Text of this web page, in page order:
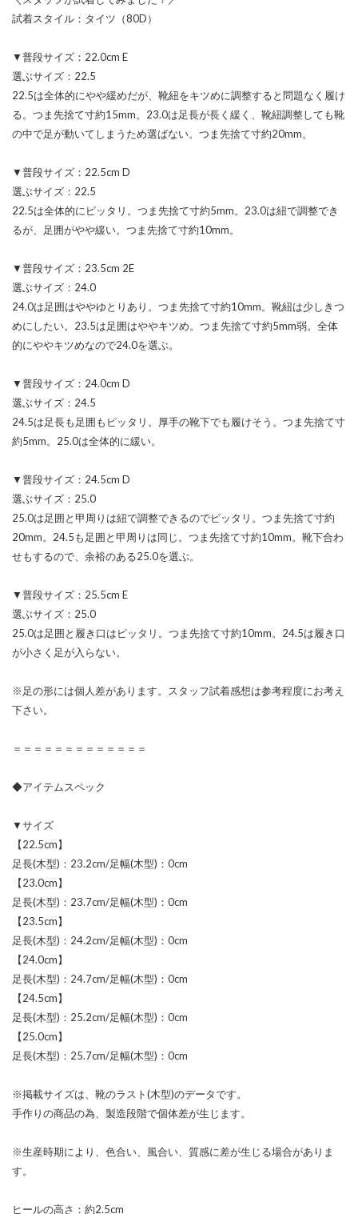
試着スタイル：タイツ（80D）
▼普段サイズ：22.0cm E
選ぶサイズ：22.5
22.5は全体的にやや緩めだが、靴紐をキツめに調整すると問題なく履け
る。つま先捨て寸約15mm。23.0は足長が長く緩く、靴紐調整しても靴
の中で足が動いてしまうため選ばない。つま先捨て寸約20mm。
▼普段サイズ：22.5cm D
選ぶサイズ：22.5
22.5は全体的にピッタリ。つま先捨て寸約5mm。23.0は紐で調整でき
るが、足囲がやや緩い。つま先捨て寸約10mm。
▼普段サイズ：23.5cm 2E
選ぶサイズ：24.0
24.0は足囲はややゆとりあり。つま先捨て寸約10mm。靴紐は少しきつ
めにしたい。23.5は足囲はややキツめ。つま先捨て寸約5mm弱。全体
的にややキツめなので24.0を選ぶ。
▼普段サイズ：24.0cm D
選ぶサイズ：24.5
24.5は足長も足囲もピッタリ。厚手の靴下でも履けそう。つま先捨て寸
約5mm。25.0は全体的に緩い。
▼普段サイズ：24.5cm D
選ぶサイズ：25.0
25.0は足囲と甲周りは紐で調整できるのでピッタリ。つま先捨て寸約
20mm。24.5も足囲と甲周りは同じ。つま先捨て寸約10mm。靴下合わ
せもするので、余裕のある25.0を選ぶ。
▼普段サイズ：25.5cm E
選ぶサイズ：25.0
25.0は足囲と履き口はピッタリ。つま先捨て寸約10mm。24.5は履き口
が小さく足が入らない。
※足の形には個人差があります。スタッフ試着感想は参考程度にお考え
下さい。
＝＝＝＝＝＝＝＝＝＝＝＝＝
◆アイテムスペック
▼サイズ
【22.5cm】
足長(木型)：23.2cm/足幅(木型)：0cm
【23.0cm】
足長(木型)：23.7cm/足幅(木型)：0cm
【23.5cm】
足長(木型)：24.2cm/足幅(木型)：0cm
【24.0cm】
足長(木型)：24.7cm/足幅(木型)：0cm
【24.5cm】
足長(木型)：25.2cm/足幅(木型)：0cm
【25.0cm】
足長(木型)：25.7cm/足幅(木型)：0cm
※掲載サイズは、靴のラスト(木型)のデータです。
手作りの商品の為、製造段階で個体差が生じます。
※生産時期により、色合い、風合い、質感に差が生じる場合がありま
す。
ヒールの高さ：約2.5cm